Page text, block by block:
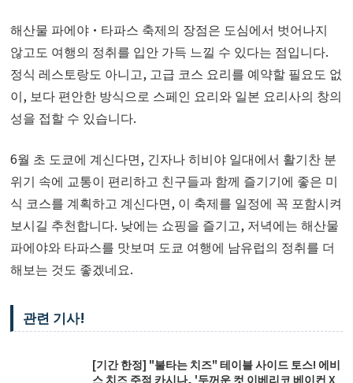
해산물 파에야·타파스 축제의 장점은 도심에서 벗어나지
않고도 여행의 정취를 입안 가득 느낄 수 있다는 점입니다.
정식 레스토랑도 아니고, 고급 코스 요리를 예약할 필요도 없
이, 보다 편안한 방식으로 스페인 요리와 일본 요리사의 창의
성을 접할 수 있습니다.
6월 초 도쿄에 계신다면, 긴자나 히비야 일대에서 활기찬 분
위기 속에 교통이 편리하고 친구들과 함께 즐기기에 좋은 미
식 코스를 계획하고 계신다면, 이 축제를 일정에 꼭 포함시켜
보시길 추천합니다. 낮에는 쇼핑을 즐기고, 저녁에는 해산물
파에야와 타파스를 맛보며 도쿄 여행에 남유럽의 정취를 더
해보는 것도 좋겠네요.
관련 기사!
[기간 한정] "불타는 치즈" 테이블 사이드 토스! 에비
스 치즈 주점 카시나, '두꺼운 컷 이베리코 베이컨 X